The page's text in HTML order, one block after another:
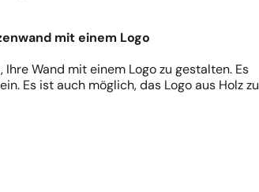
mit einem Logo
Wand mit einem Logo zu gestalten. Es
Es ist auch möglich, das Logo aus Holz zu